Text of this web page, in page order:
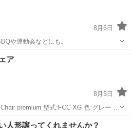
8月6日
や運動会などにも。
ア
8月5日
premium 型式:FCC-XG 色:グレー 中
どはありませ
椅子
人形譲ってくれませんか？